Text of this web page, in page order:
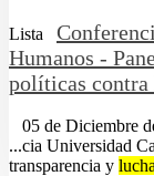
Lista
Humanos -
políticas contra
05 de Diciembre
...cia Universidad
transparencia y lucha